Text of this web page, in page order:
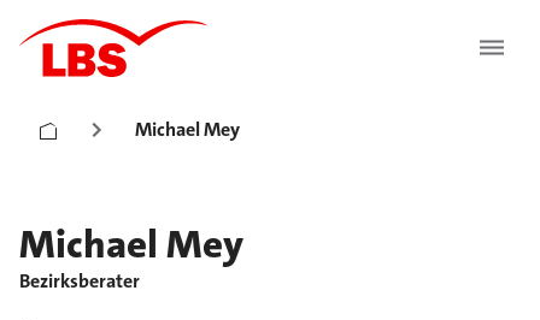
Michael Mey
Michael Mey
Bezirksberater